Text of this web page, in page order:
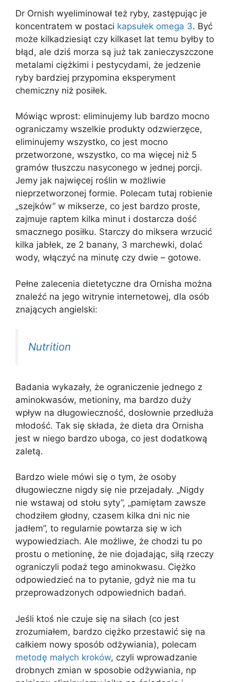
Dr Ornish wyeliminował też ryby, zastępując je
koncentratem w postaci kapsułek omega 3. Być
może kilkadziesiąt czy kilkaset lat temu byłby to
błąd, ale dziś morza są już tak zanieczyszczone
metalami ciężkimi i pestycydami, że jedzenie
ryby bardziej przypomina eksperyment
chemiczny niż posiłek.
Mówiąc wprost: eliminujemy lub bardzo mocno
ograniczamy wszelkie produkty odzwierzęce,
eliminujemy wszystko, co jest mocno
przetworzone, wszystko, co ma więcej niż 5
gramów tłuszczu nasyconego w jednej porcji.
Jemy jak najwięcej roślin w możliwie
nieprzetworzonej formie. Polecam tutaj robienie
„szejków” w mikserze, co jest bardzo proste,
zajmuje raptem kilka minut i dostarcza dość
smacznego posiłku. Starczy do miksera wrzucić
kilka jabłek, ze 2 banany, 3 marchewki, dolać
wody, włączyć na minutę czy dwie – gotowe.
Pełne zalecenia dietetyczne dra Ornisha można
znaleźć na jego witrynie internetowej, dla osób
znających angielski:
Nutrition
Badania wykazały, że ograniczenie jednego z
aminokwasów, metioniny, ma bardzo duży
wpływ na długowieczność, dosłownie przedłuża
młodość. Tak się składa, że dieta dra Ornisha
jest w niego bardzo uboga, co jest dodatkową
zaletą.
Bardzo wiele mówi się o tym, że osoby
długowieczne nigdy się nie przejadały. „Nigdy
nie wstawaj od stołu syty”, „pamiętam zawsze
chodziłem głodny, czasem kilka dni nic nie
jadłem”, to regularnie powtarza się w ich
wypowiedziach. Ale możliwe, że chodzi tu po
prostu o metioninę, że nie dojadając, siłą rzeczy
ograniczyli podaż tego aminokwasu. Ciężko
odpowiedzieć na to pytanie, gdyż nie ma tu
przeprowadzonych odpowiednich badań.
Jeśli ktoś nie czuje się na siłach (co jest
zrozumiałem, bardzo ciężko przestawić się na
całkiem nowy sposób odżywiania), polecam
metodę małych kroków, czyli wprowadzanie
drobnych zmian w sposobie odżywiania, np